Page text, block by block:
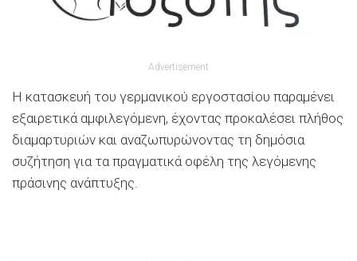
Advertisement
Η κατασκευή του γερμανικού εργοστασίου παραμένει
εξαιρετικά αμφιλεγόμενη, έχοντας προκαλέσει πλήθος
διαμαρτυριών και αναζωπυρώνοντας τη δημόσια
συζήτηση για τα πραγματικά οφέλη της λεγόμενης
πράσινης ανάπτυξης.